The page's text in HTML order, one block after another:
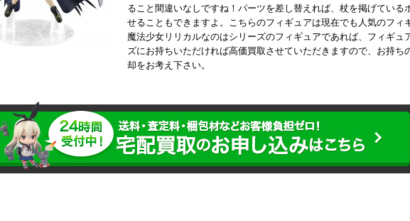
ること間違いなしですね！パーツを差し替えれば、杖を掲げている
せることもできますよ。こちらのフィギュアは現在でも人気のフィ
魔法少女リリカルなのはシリーズのフィギュアであれば、フィギュ
ズにお持ちいただければ高価買取させていただきますので、お持ち
却をお考え下さい。